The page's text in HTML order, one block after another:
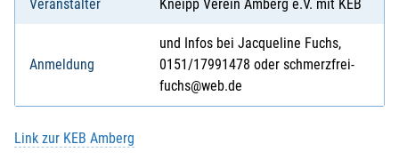
Veranstalter Kneipp Verein Amberg e.V. mit KEB
Anmeldung
und Infos bei Jacqueline Fuchs,
0151/17991478 oder schmerzfrei-
fuchs@web.de
Link zur KEB Amberg